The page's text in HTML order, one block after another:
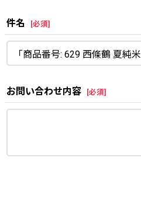
件名 [必須]
お問い合わせ内容 [必須]